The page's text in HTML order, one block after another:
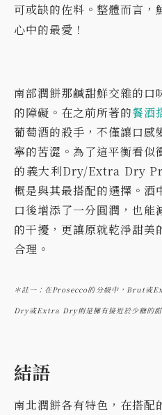
可或缺的佐料。整體而言，
心中的最愛！
南部潤餅那鹹甜鮮交雜的口
的障礙。在之前所著的餐酒
葡萄酒的殺手，不僅讓口感
寧的苦澀。 為了這平衡看似
的義大利Dry/Extra Dry
概是與其最搭配的選擇。酒
口後增添了一分圓潤，也
的干擾，更讓原就乾淨甜美
合理。
＊註一：在Prosecco的分級中，Brut或
Dry或Extra Dry則是擁有接近於少糖的甜
結語
南北潤餅各有特色，在搭配